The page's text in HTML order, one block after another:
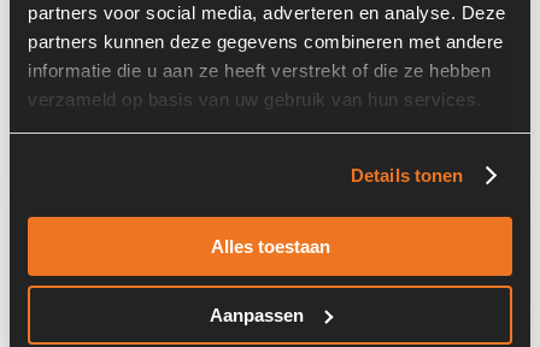
partners voor social media, adverteren en analyse. Deze
partners kunnen deze gegevens combineren met andere
informatie die u aan ze heeft verstrekt of die ze hebben
verzameld op basis van uw gebruik van hun services.
Details tonen
Alles toestaan
Aanpassen
Locatie:
4I7I
Past op de volgende machines:
Liebherr A 934 C
Land:
Nederland
Overige informatie
Stock number: 7083-081